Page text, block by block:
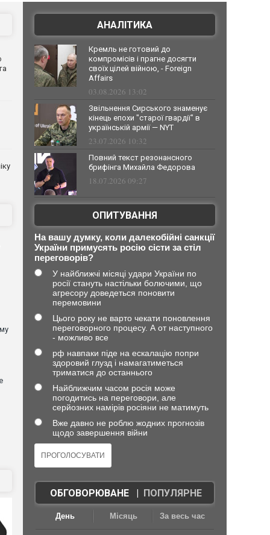
АНАЛІТИКА
Кремль не готовий до
компромісів і прагне досягти
своїх цілей війною, - Foreign
Affairs
03.08.2026 13:02
Звільнення Сирського знаменує
кінець епохи "старої гвардії" в
українській армії — NYT
23.07.2026 10:32
Повний текст резонансного
брифінга Михайла Федорова
18.07.2026 09:27
ОПИТУВАННЯ
На вашу думку, коли далекобійні санкції
України примусять росію сісти за стіл
переговорів?
У найближчі місяці удари України по
росії стануть настільки болючими, що
агресору доведеться поновити
перемовини
Цього року не варто чекати поновлення
переговорного процесу. А от наступного
- можливо все
рф навпаки піде на ескалацію попри
здоровий глузд і намагатиметься
триматися до останнього
Найближчим часом росія може
погодитись на переговори, але
серйозних намірів росіяни не матимуть
Вже давно не роблю жодних прогнозів
щодо завершення війни
ОБГОВОРЮВАНЕ| ПОПУЛЯРНЕ
День Місяць За весь час